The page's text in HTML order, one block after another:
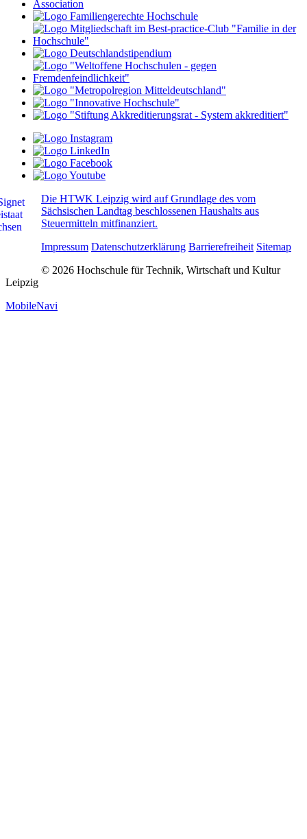
Die HTWK Leipzig wird auf Grundlage des vom
Sächsischen Landtag beschlossenen Haushalts aus
Steuermitteln mitfinanziert.
Impressum Datenschutzerklärung Barrierefreiheit Sitemap
© 2026 Hochschule für Technik, Wirtschaft und Kultur
Leipzig
MobileNavi